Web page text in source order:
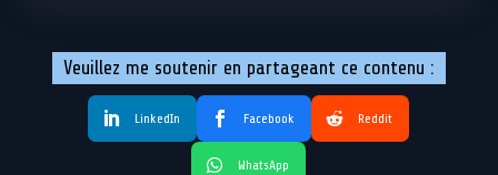
Veuillez me soutenir en partageant ce contenu :
LinkedIn Facebook Reddit
WhatsApp